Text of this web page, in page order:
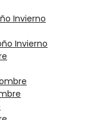
Invierno
Invierno